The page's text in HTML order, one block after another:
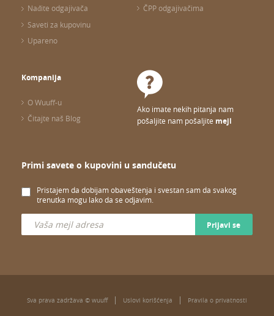
Nađite odgajivača
Saveti za kupovinu
Upareno
ČPP odgajivačima
Kompanija
O Wuuff-u
Čitajte naš Blog
Ako imate nekih pitanja nam
pošaljite nam pošaljite mejl
Primi savete o kupovini u sandučetu
Pristajem da dobijam obaveštenja i svestan sam da svakog
trenutka mogu lako da se odjavim.
Prijavi se
Sva prava zadržava © wuuff Uslovi korišćenja Pravila o privatnosti